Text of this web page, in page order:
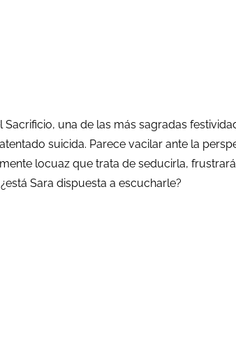
una de las más sagradas
suicida. Parece vacilar ante la
locuaz que trata de seducirla,
Sara dispuesta a escucharle?